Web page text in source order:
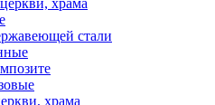
храма
стали
храма